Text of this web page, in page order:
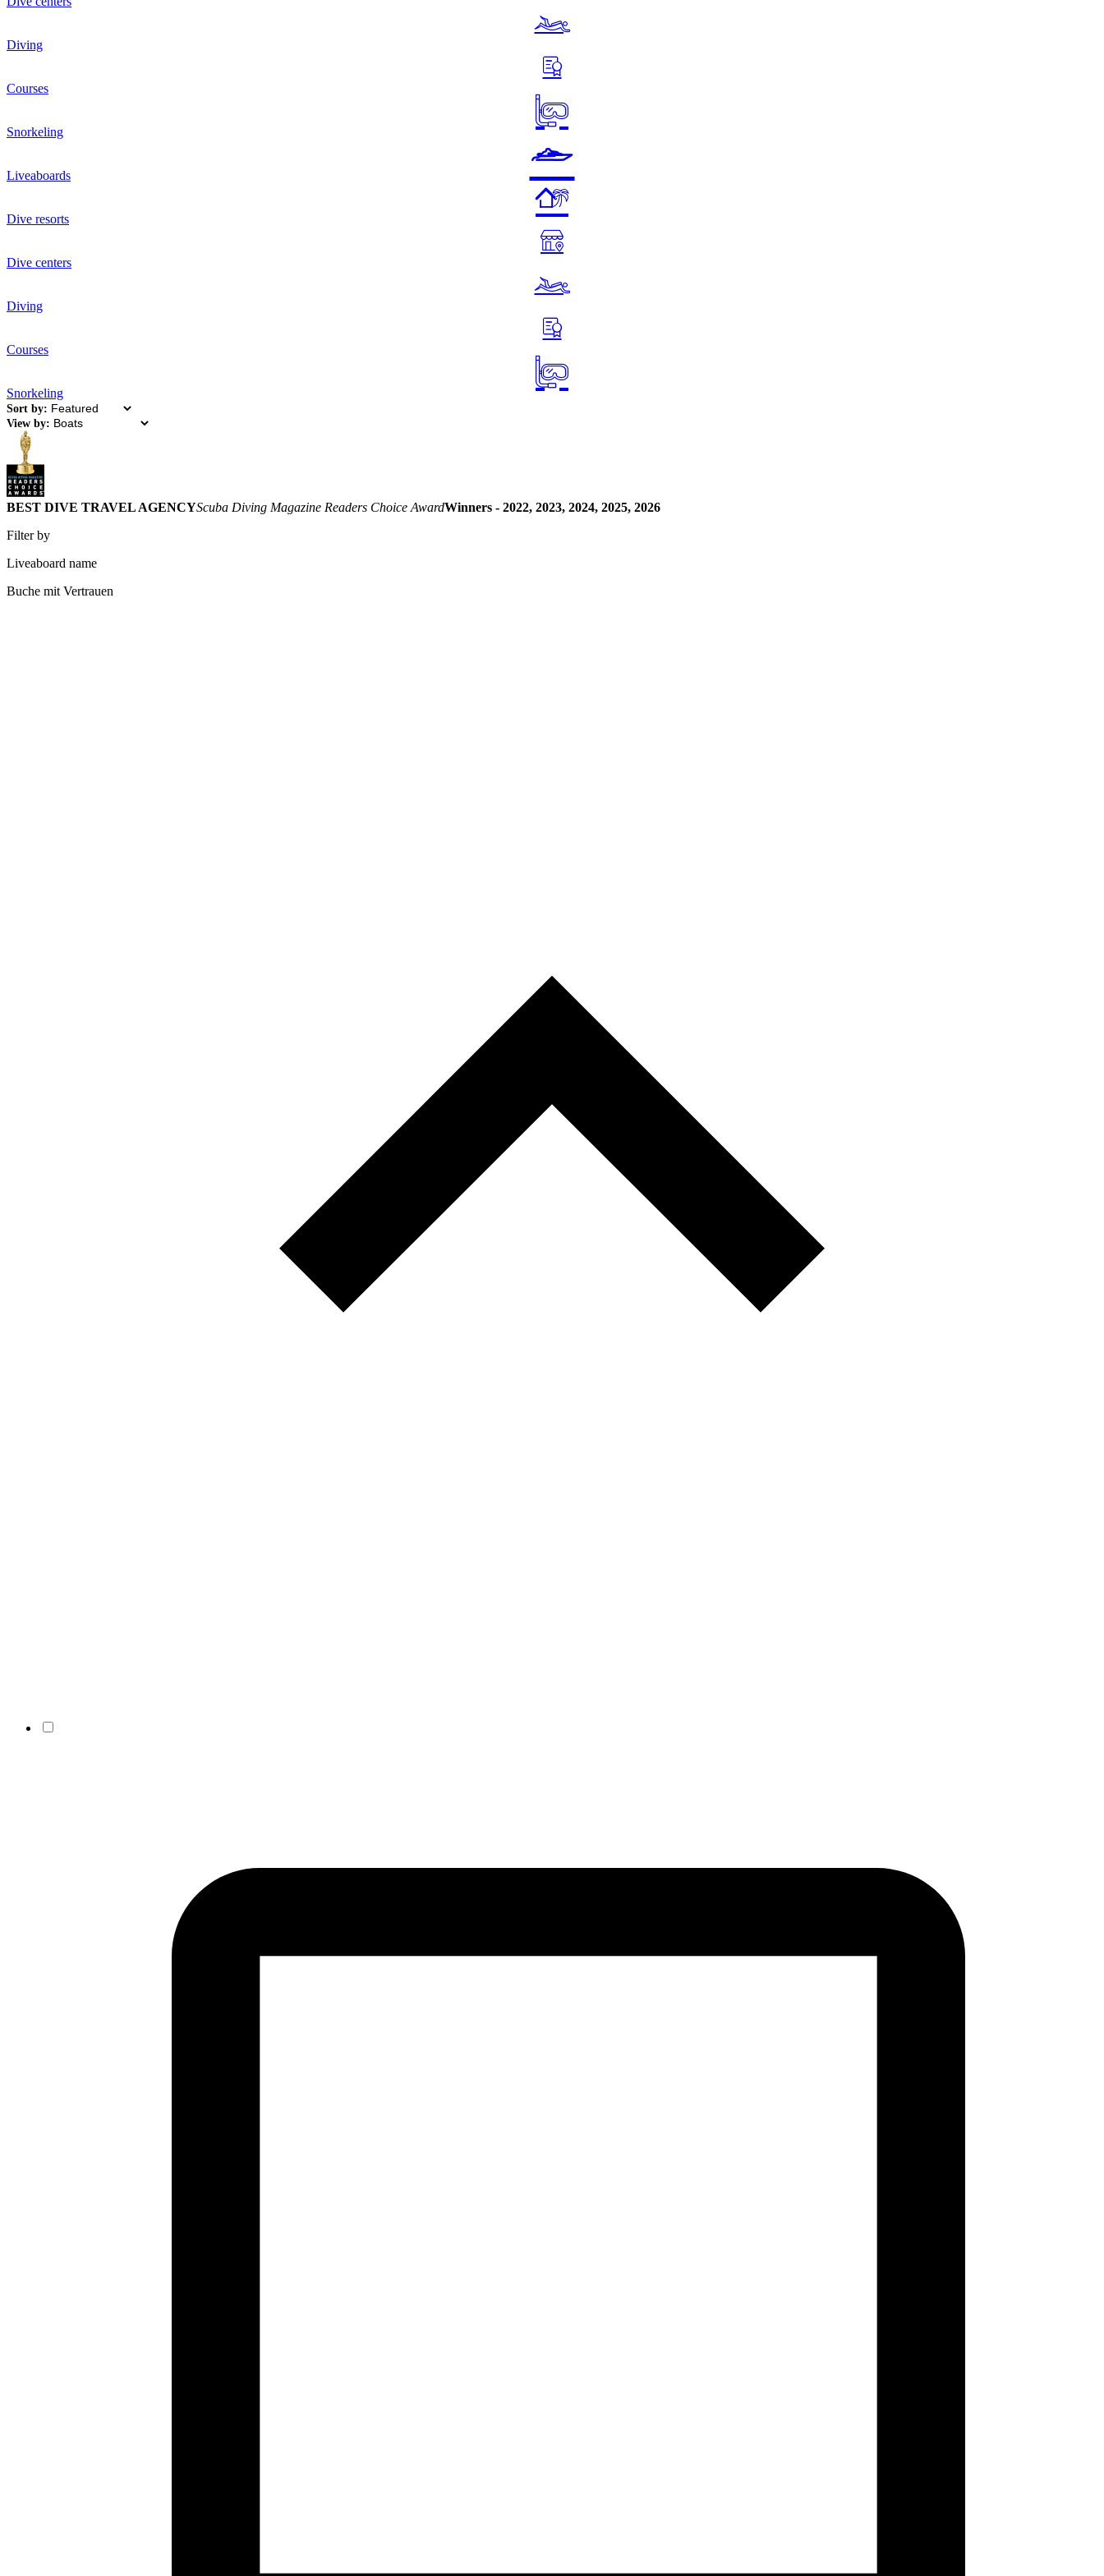
Diving
Courses
Snorkeling
Liveaboards
Dive resorts
Dive centers
Diving
Courses
Snorkeling
Sort by:
View by:
BEST DIVE TRAVEL AGENCYScuba Diving Magazine Readers Choice AwardWinners - 2022, 2023, 2024, 2025, 2026
Filter by
Liveaboard name
Buche mit Vertrauen